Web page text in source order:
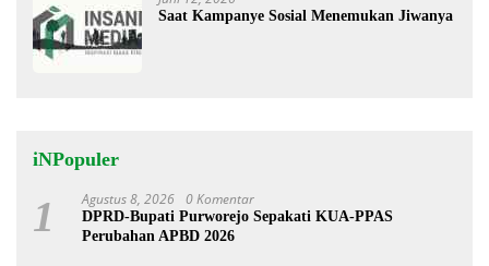
Saat Kampanye Sosial Menemukan Jiwanya
iNPopuler
1 Agustus 8, 2026 0 Komentar
DPRD-Bupati Purworejo Sepakati KUA-PPAS
Perubahan APBD 2026